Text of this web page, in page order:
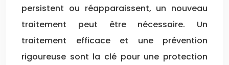
persistent ou réapparaissent, un nouveau
traitement peut être nécessaire. Un
traitement efficace et une prévention
rigoureuse sont la clé pour une protection